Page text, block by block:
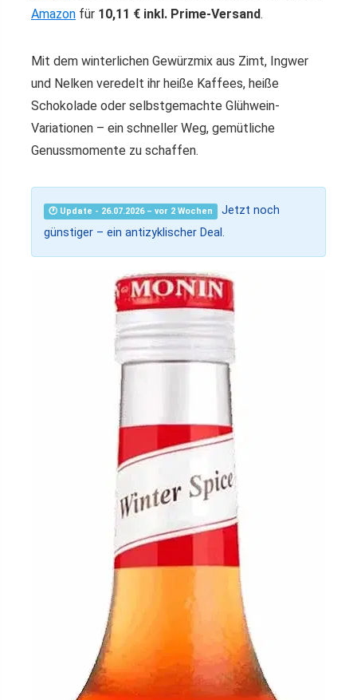
Amazon für 10,11 € inkl. Prime-Versand.
Mit dem winterlichen Gewürzmix aus Zimt, Ingwer
und Nelken veredelt ihr heiße Kaffees, heiße
Schokolade oder selbstgemachte Glühwein-
Variationen – ein schneller Weg, gemütliche
Genussmomente zu schaffen.
🕐 Update - 26.07.2026 – vor 2 Wochen
Jetzt noch
günstiger – ein antizyklischer Deal.